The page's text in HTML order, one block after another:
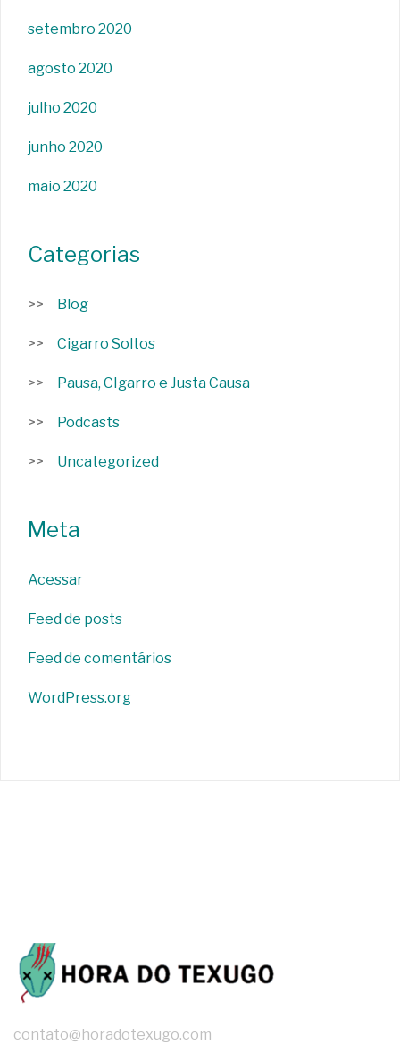
setembro 2020
agosto 2020
julho 2020
junho 2020
maio 2020
Categorias
Blog
Cigarro Soltos
Pausa, CIgarro e Justa Causa
Podcasts
Uncategorized
Meta
Acessar
Feed de posts
Feed de comentários
WordPress.org
contato@horadotexugo.com